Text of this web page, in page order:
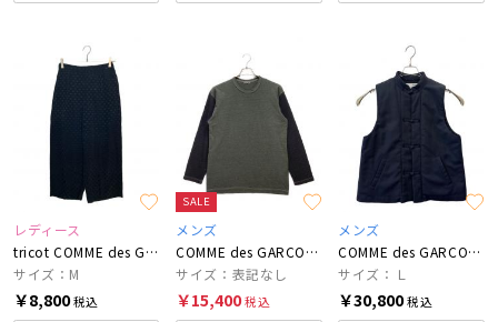
レディース
tricot COMME des GARCONS
サイズ：M
￥8,800税込
SALE
メンズ
COMME des GARCONS HOMME
サイズ：表記なし
￥15,400税込
メンズ
COMME des GARCONS SHIRT
サイズ：Ｌ
￥30,800税込